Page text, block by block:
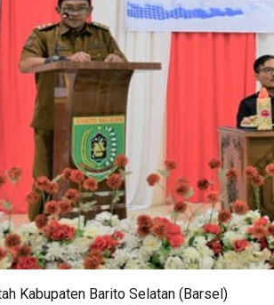
Kabupaten Barito Selatan (Barsel)